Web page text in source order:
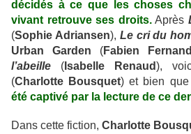
décidés à ce que les choses
vivant retrouve ses droits.Après
(Sophie Adriansen), Le cri du
Urban Garden (Fabien
l’abeille (Isabelle Renaud),
(Charlotte Bousquet) et bien que
été captivé par la lecture de ce
Dans cette fiction, Charlotte